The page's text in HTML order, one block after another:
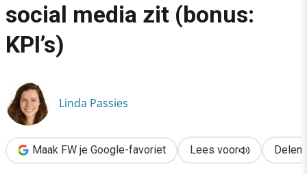
Social
›
Waar de echte ROI van social media zit (bonus: KPI’s)
social media zit (bonus:
KPI’s)
Linda Passies
Maak FW je Google-favoriet Lees voor Delen